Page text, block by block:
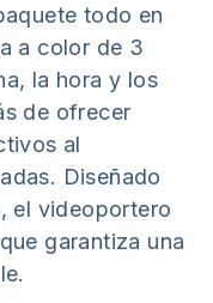
todo en
a color de 3
la hora y los
de ofrecer
al
Diseñado
el videoportero
garantiza una